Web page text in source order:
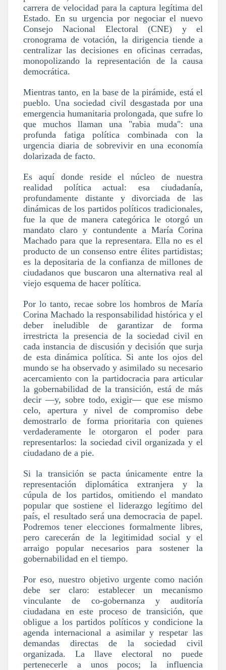
carrera de velocidad para la captura legítima del
Estado. En su urgencia por negociar el nuevo
Consejo Nacional Electoral (CNE) y el
cronograma de votación, la dirigencia tiende a
centralizar las decisiones en oficinas cerradas,
monopolizando la representación de la causa
democrática.
Mientras tanto, en la base de la pirámide, está el
pueblo. Una sociedad civil desgastada por una
emergencia humanitaria prolongada, que sufre lo
que muchos llaman una "rabia muda": una
profunda fatiga política combinada con la
urgencia diaria de sobrevivir en una economía
dolarizada de facto.
Es aquí donde reside el núcleo de nuestra
realidad política actual: esa ciudadanía,
profundamente distante y divorciada de las
dinámicas de los partidos políticos tradicionales,
fue la que de manera categórica le otorgó un
mandato claro y contundente a María Corina
Machado para que la representara. Ella no es el
producto de un consenso entre élites partidistas;
es la depositaria de la confianza de millones de
ciudadanos que buscaron una alternativa real al
viejo esquema de hacer política.
Por lo tanto, recae sobre los hombros de María
Corina Machado la responsabilidad histórica y el
deber ineludible de garantizar de forma
irrestricta la presencia de la sociedad civil en
cada instancia de discusión y decisión que surja
de esta dinámica política. Si ante los ojos del
mundo se ha observado y asimilado su necesario
acercamiento con la partidocracia para articular
la gobernabilidad de la transición, está de más
decir —y, sobre todo, exigir— que ese mismo
celo, apertura y nivel de compromiso debe
demostrarlo de forma prioritaria con quienes
verdaderamente le otorgaron el poder para
representarlos: la sociedad civil organizada y el
ciudadano de a pie.
Si la transición se pacta únicamente entre la
representación diplomática extranjera y la
cúpula de los partidos, omitiendo el mandato
popular que sostiene el liderazgo legítimo del
país, el resultado será una democracia de papel.
Podremos tener elecciones formalmente libres,
pero carecerán de la legitimidad social y el
arraigo popular necesarios para sostener la
gobernabilidad en el tiempo.
Por eso, nuestro objetivo urgente como nación
debe ser claro: establecer un mecanismo
vinculante de co-gobernanza y auditoría
ciudadana en este proceso de transición, que
obligue a los partidos políticos y condicione la
agenda internacional a asimilar y respetar las
demandas directas de la sociedad civil
organizada. La llave electoral no puede
pertenecerle a unos pocos; la influencia